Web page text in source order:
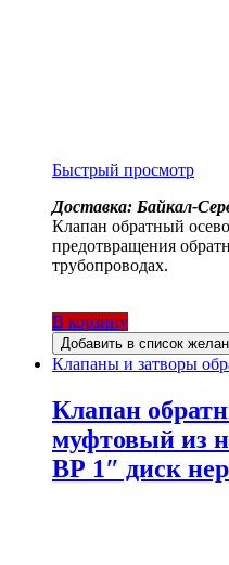
Быстрый просмотр
Доставка: Байкал-
Клапан обратный
предотвращения
трубопроводах.
В корзину
Добавить в список
Клапаны и затворы
Клапан
муфтовый из
ВР 1″ диск